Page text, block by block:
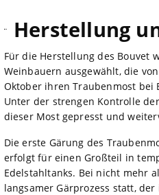
Herstellung
Für die Herstellung des Bouvet
Weinbauern ausgewählt, die
Oktober ihren Traubenmost bei
Unter der strengen Kontrolle
dieser Most gepresst und
Die erste Gärung des
erfolgt für einen Großteil in
Edelstahltanks. Bei nicht mehr
langsamer Gärprozess statt,